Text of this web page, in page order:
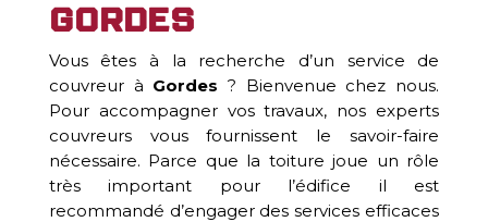
Gordes
Vous êtes à la recherche d’un service de
couvreur à Gordes ? Bienvenue chez nous.
Pour accompagner vos travaux, nos experts
couvreurs vous fournissent le savoir-faire
nécessaire. Parce que la toiture joue un rôle
très important pour l’édifice il est
recommandé d’engager des services efficaces